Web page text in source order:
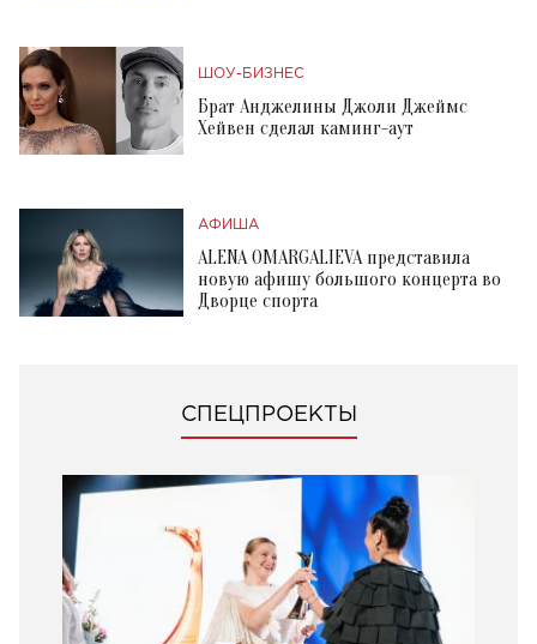
ШОУ-БИЗНЕС
Брат Анджелины Джоли Джеймс
Хейвен сделал каминг-аут
АФИША
ALENA OMARGALIEVA представила
новую афишу большого концерта во
Дворце спорта
СПЕЦПРОЕКТЫ